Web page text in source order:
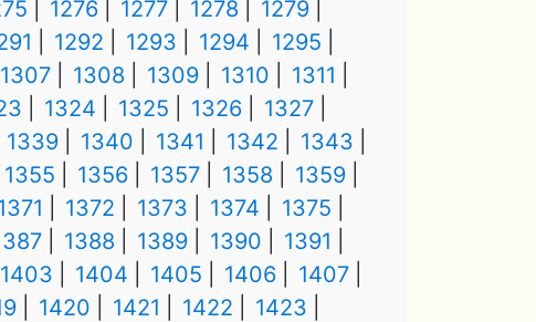
1276 1277 1278
1279
1292 1293 1294
1295
1307 1308 1309 1310
1311
1324 1325 1326
1327
1339 1340 1341 1342
1343
1355 1356 1357 1358
1359
1372 1373 1374
1375
1388 1389 1390
1391
1403 1404 1405 1406
1407
1420 1421 1422
1423